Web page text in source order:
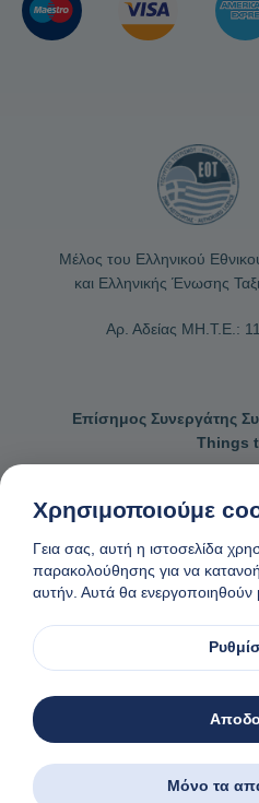
Μέλος του Ελληνικού
και Ελληνικής Ένωσης
Αρ. Αδείας ΜΗ.Τ.Ε.:
Επίσημος Συνεργάτης
Things
Επικοινωνήστε μαζί μας
Πολιτική
Αίτημα αφαίρεσης δεδομένων
Χρησιμοποιούμε
Γεια σας, αυτή η ιστοσελίδα
παρακολούθησης για να
αυτήν. Αυτά θα ενεργοποιηθούν
Μόνο τα